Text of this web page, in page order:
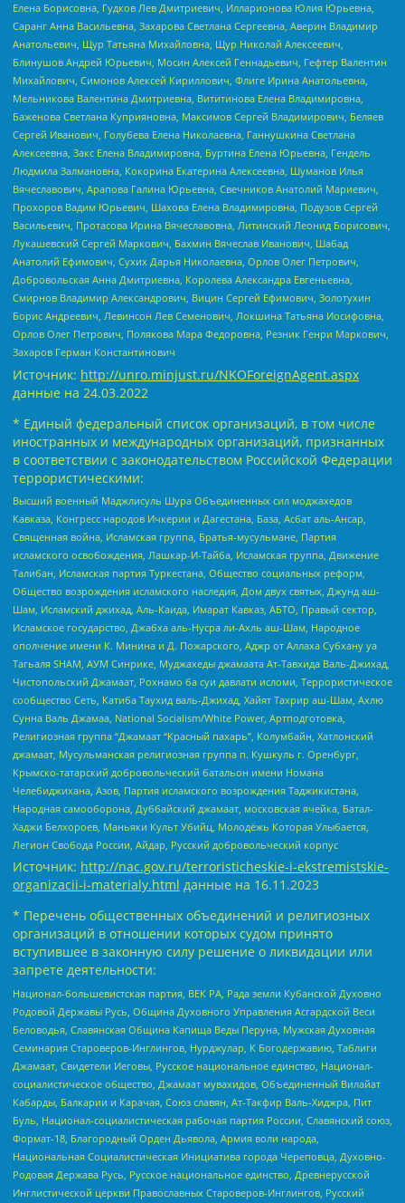
Елена Борисовна, Гудков Лев Дмитриевич, Илларионова Юлия Юрьевна,
Саранг Анна Васильевна, Захарова Светлана Сергеевна, Аверин Владимир
Анатольевич, Щур Татьяна Михайловна, Щур Николай Алексеевич,
Блинушов Андрей Юрьевич, Мосин Алексей Геннадьевич, Гефтер Валентин
Михайлович, Симонов Алексей Кириллович, Флиге Ирина Анатольевна,
Мельникова Валентина Дмитриевна, Вититинова Елена Владимировна,
Баженова Светлана Куприяновна, Максимов Сергей Владимирович, Беляев
Сергей Иванович, Голубева Елена Николаевна, Ганнушкина Светлана
Алексеевна, Закс Елена Владимировна, Буртина Елена Юрьевна, Гендель
Людмила Залмановна, Кокорина Екатерина Алексеевна, Шуманов Илья
Вячеславович, Арапова Галина Юрьевна, Свечников Анатолий Мариевич,
Прохоров Вадим Юрьевич, Шахова Елена Владимировна, Подузов Сергей
Васильевич, Протасова Ирина Вячеславовна, Литинский Леонид Борисович,
Лукашевский Сергей Маркович, Бахмин Вячеслав Иванович, Шабад
Анатолий Ефимович, Сухих Дарья Николаевна, Орлов Олег Петрович,
Добровольская Анна Дмитриевна, Королева Александра Евгеньевна,
Смирнов Владимир Александрович, Вицин Сергей Ефимович, Золотухин
Борис Андреевич, Левинсон Лев Семенович, Локшина Татьяна Иосифовна,
Орлов Олег Петрович, Полякова Мара Федоровна, Резник Генри Маркович,
Захаров Герман Константинович
Источник: http://unro.minjust.ru/NKOForeignAgent.aspx
данные на 24.03.2022
* Единый федеральный список организаций, в том числе
иностранных и международных организаций, признанных
в соответствии с законодательством Российской Федерации
террористическими:
Высший военный Маджлисуль Шура Объединенных сил моджахедов
Кавказа, Конгресс народов Ичкерии и Дагестана, База, Асбат аль-Ансар,
Священная война, Исламская группа, Братья-мусульмане, Партия
исламского освобождения, Лашкар-И-Тайба, Исламская группа, Движение
Талибан, Исламская партия Туркестана, Общество социальных реформ,
Общество возрождения исламского наследия, Дом двух святых, Джунд аш-
Шам, Исламский джихад, Аль-Каида, Имарат Кавказ, АБТО, Правый сектор,
Исламское государство, Джабха аль-Нусра ли-Ахль аш-Шам, Народное
ополчение имени К. Минина и Д. Пожарского, Аджр от Аллаха Субхану уа
Тагьаля SHAM, АУМ Синрике, Муджахеды джамаата Ат-Тавхида Валь-Джихад,
Чистопольский Джамаат, Рохнамо ба суи давлати исломи, Террористическое
сообщество Сеть, Катиба Таухид валь-Джихад, Хайят Тахрир аш-Шам, Ахлю
Сунна Валь Джамаа, National Socialism/White Power, Артподготовка,
Религиозная группа “Джамаат “Красный пахарь”, Колумбайн, Хатлонский
джамаат, Мусульманская религиозная группа п. Кушкуль г. Оренбург,
Крымско-татарский добровольческий батальон имени Номана
Челебиджихана, Азов, Партия исламского возрождения Таджикистана,
Народная самооборона, Дуббайский джамаат, московская ячейка, Батал-
Хаджи Белхороев, Маньяки Культ Убийц, Молодёжь Которая Улыбается,
Легион Свобода России, Айдар, Русский добровольческий корпус
Источник: http://nac.gov.ru/terroristicheskie-i-ekstremistskie-
organizacii-i-materialy.html данные на 16.11.2023
* Перечень общественных объединений и религиозных
организаций в отношении которых судом принято
вступившее в законную силу решение о ликвидации или
запрете деятельности:
Национал-большевистская партия, ВЕК РА, Рада земли Кубанской Духовно
Родовой Державы Русь, Община Духовного Управления Асгардской Веси
Беловодья, Славянская Община Капища Веды Перуна, Мужская Духовная
Семинария Староверов-Инглингов, Нурджулар, К Богодержавию, Таблиги
Джамаат, Свидетели Иеговы, Русское национальное единство, Национал-
социалистическое общество, Джамаат мувахидов, Объединенный Вилайат
Кабарды, Балкарии и Карачая, Союз славян, Ат-Такфир Валь-Хиджра, Пит
Буль, Национал-социалистическая рабочая партия России, Славянский союз,
Формат-18, Благородный Орден Дьявола, Армия воли народа,
Национальная Социалистическая Инициатива города Череповца, Духовно-
Родовая Держава Русь, Русское национальное единство, Древнерусской
Инглистической церкви Православных Староверов-Инглингов, Русский